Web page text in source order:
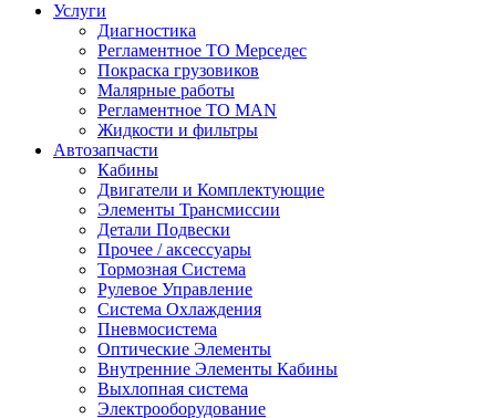
Услуги
Диагностика
Регламентное ТО Мерседес
Покраска грузовиков
Малярные работы
Регламентное ТО MAN
Жидкости и фильтры
Автозапчасти
Кабины
Двигатели и Комплектующие
Элементы Трансмиссии
Детали Подвески
Прочее / аксессуары
Тормозная Система
Рулевое Управление
Система Охлаждения
Пневмосистема
Оптические Элементы
Внутренние Элементы Кабины
Выхлопная система
Электрооборудование